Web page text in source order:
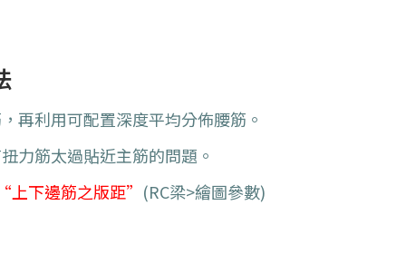
再利用可配置深度平均分佈腰筋。
力筋太過貼近主筋的問題。
下邊筋之版距” (RC梁>繪圖參數)